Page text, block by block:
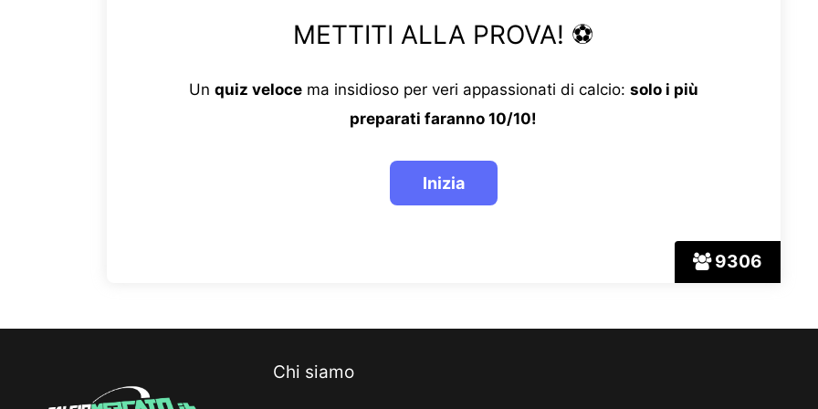
9306
METTITI ALLA PROVA! ⚽
Un quiz velocema insidioso per veri appassionati di calcio: solo i più
preparati faranno 10/10!
Chi siamo